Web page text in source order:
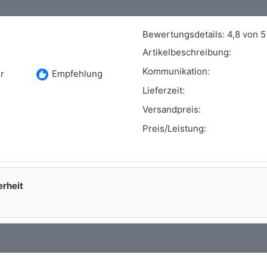
recommend Empfehlung
Bewertungsdetails: 4,8 von 5
Artikelbeschreibung:
Kommunikation:
Lieferzeit:
Versandpreis:
Preis/Leistung: